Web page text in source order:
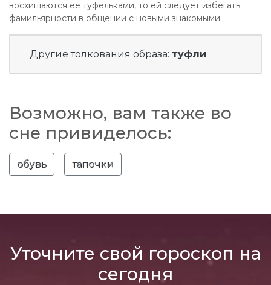
восхищаются ее туфельками, то ей следует избегать
фамильярности в общении с новыми знакомыми.
Другие толкования образа: туфли
Возможно, вам также во
сне привиделось:
обувь тапочки
Уточните свой гороскоп на
сегодня